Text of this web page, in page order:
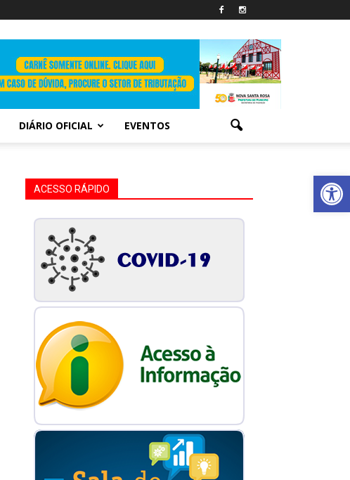
Abrir
DIÁRIO OFICIAL EVENTOS
ACESSO RÁPIDO